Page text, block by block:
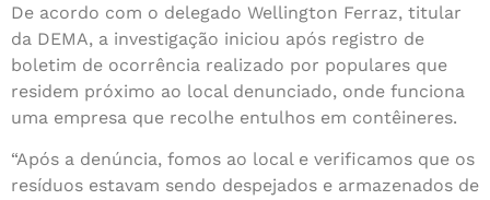
De acordo com o delegado Wellington Ferraz, titular
da DEMA, a investigação iniciou após registro de
boletim de ocorrência realizado por populares que
residem próximo ao local denunciado, onde funciona
uma empresa que recolhe entulhos em contêineres.
“Após a denúncia, fomos ao local e verificamos que os
resíduos estavam sendo despejados e armazenados de